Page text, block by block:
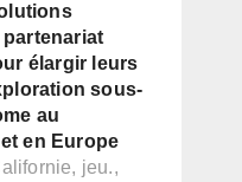
élargir leurs
sous-
au
en Europe
jeu.,